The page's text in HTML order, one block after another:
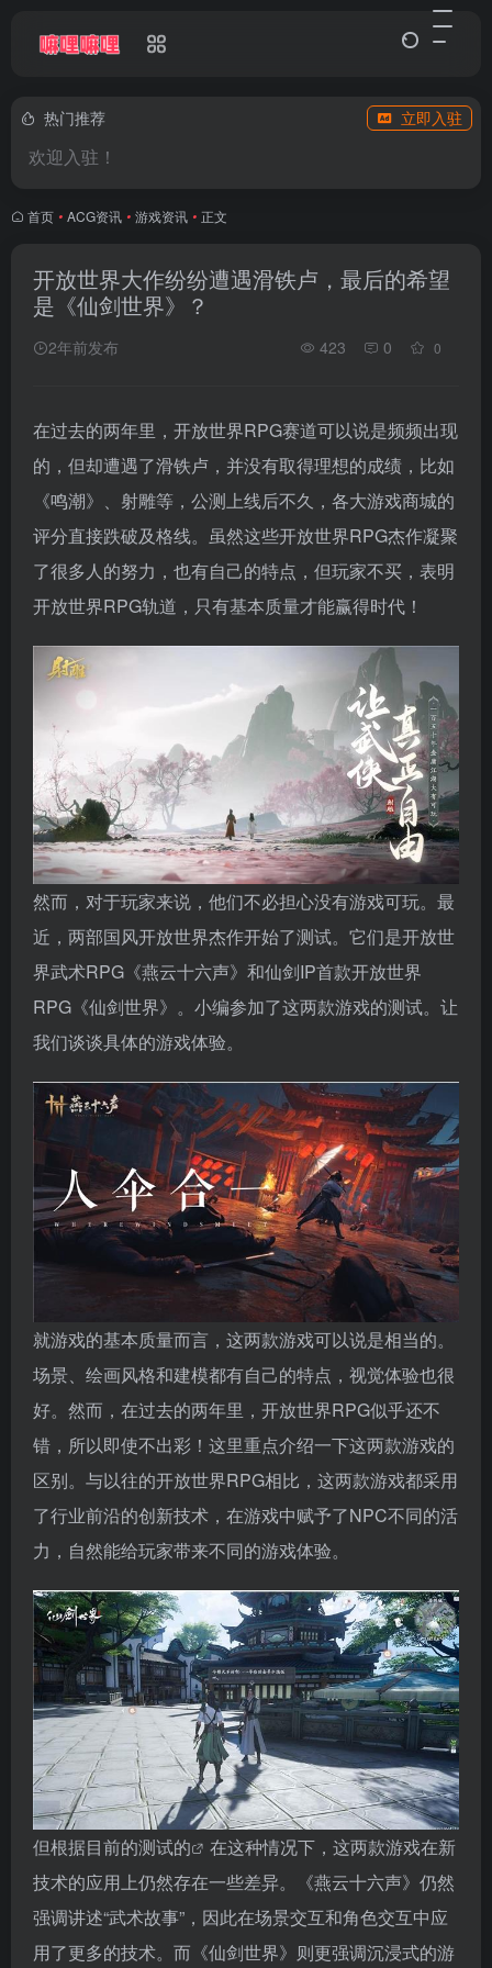
热门推荐 立即入驻
欢迎入驻！
首页 • ACG资讯 • 游戏资讯 • 正文
开放世界大作纷纷遭遇滑铁卢，最后的希望
是《仙剑世界》？
2年前发布 423 0 0
在过去的两年里，开放世界RPG赛道可以说是频频出现
的，但却遭遇了滑铁卢，并没有取得理想的成绩，比如
《鸣潮》、射雕等，公测上线后不久，各大游戏商城的
评分直接跌破及格线。虽然这些开放世界RPG杰作凝聚
了很多人的努力，也有自己的特点，但玩家不买，表明
开放世界RPG轨道，只有基本质量才能赢得时代！
然而，对于玩家来说，他们不必担心没有游戏可玩。最
近，两部国风开放世界杰作开始了测试。它们是开放世
界武术RPG《燕云十六声》和仙剑IP首款开放世界
RPG《仙剑世界》。小编参加了这两款游戏的测试。让
我们谈谈具体的游戏体验。
就游戏的基本质量而言，这两款游戏可以说是相当的。
场景、绘画风格和建模都有自己的特点，视觉体验也很
好。然而，在过去的两年里，开放世界RPG似乎还不
错，所以即使不出彩！这里重点介绍一下这两款游戏的
区别。与以往的开放世界RPG相比，这两款游戏都采用
了行业前沿的创新技术，在游戏中赋予了NPC不同的活
力，自然能给玩家带来不同的游戏体验。
但根据目前的测试的
在这种情况下，这两款游戏在新
技术的应用上仍然存在一些差异。《燕云十六声》仍然
强调讲述“武术故事”，因此在场景交互和角色交互中应
用了更多的技术。而《仙剑世界》则更强调沉浸式的游